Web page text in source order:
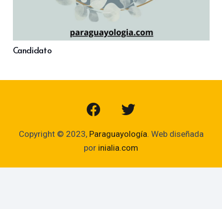
Candidato
Copyright © 2023, Paraguayología. Web diseñada
por inialia.com